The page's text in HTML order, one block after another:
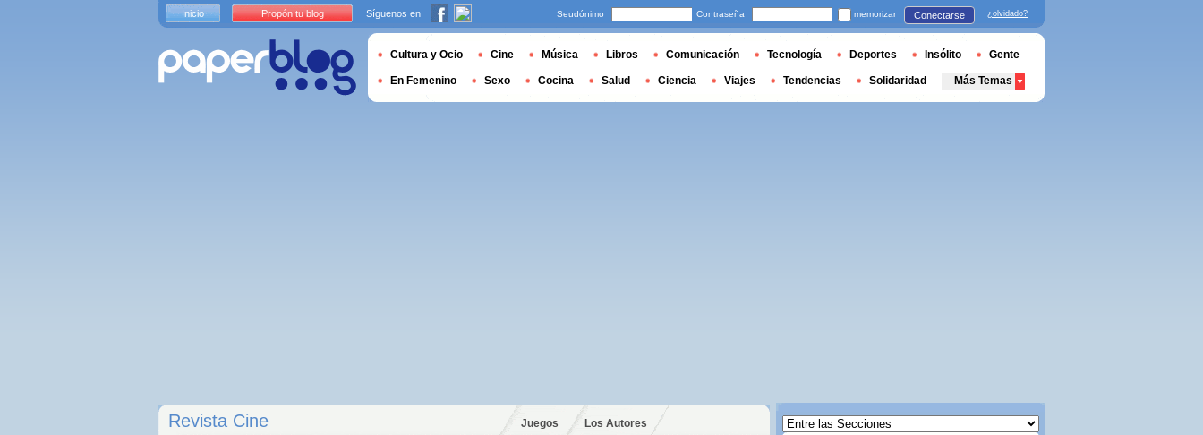
Revista Cine Juegos Los Autores
Inicio Propón tu blog Síguenos en Seudónimo Contraseña memorizar Conectarse ¿olvidado?
Cultura y Ocio Cine Música Libros Comunicación Tecnología Deportes Insólito Gente
En Femenino Sexo Cocina Salud Ciencia Viajes Tendencias Solidaridad Más Temas